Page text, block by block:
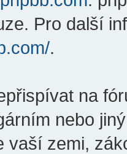
Pro další
.
na
nebo
vaší zemi,